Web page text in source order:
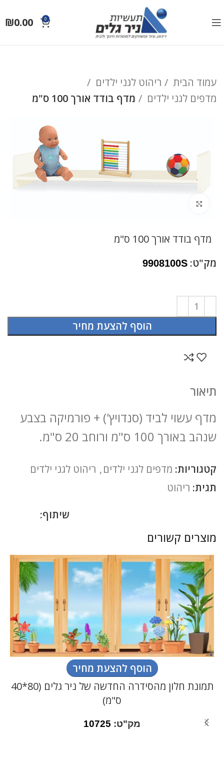
0
₪0.00
עמוד הבית
ריהוט לגני ילדים
מדפים לגני ילדים
מדף בודד אורך 100 ס"מ
מדף בודד אורך 100 ס"מ
מק"ט: 9908100S
הוסף להצעת מחיר
תיאור
מדף עשוי לביד (סנדויץ') + פורמיקה בצבע
שנהב באורך 100 ס"מ ורוחב 20 ס"מ.
קטגוריות: מדפים לגני ילדים, ריהוט לגני ילדים
תגית: ריהוט
שיתוף:
מוצרים קשורים
הוסף להצעת מחיר
תמונת חלון מהסידרה החדשה של ניר גלים (80*40
ס"מ)
מק"ט: 10725